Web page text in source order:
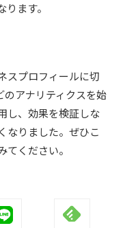
ます。
スプロフィールに切
アナリティクスを始
し、効果を検証しな
なりました。ぜひこ
ください。